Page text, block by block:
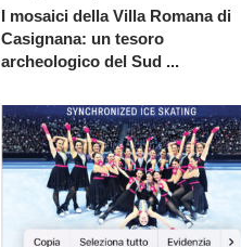
I mosaici della Villa Romana di
Casignana: un tesoro
archeologico del Sud ...